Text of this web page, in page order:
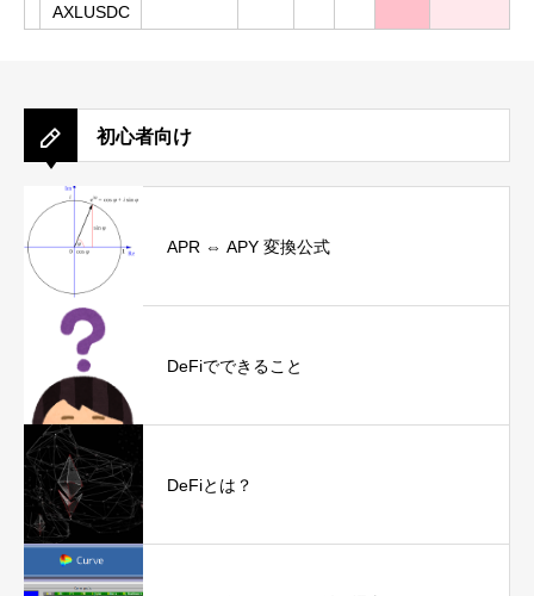
AXLUSDC
初心者向け
APR ⇔ APY 変換公式
DeFiでできること
DeFiとは？